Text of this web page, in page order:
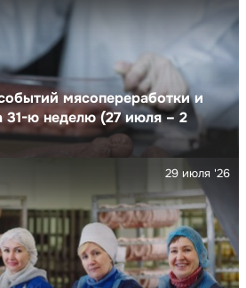
мясопереработки и
31-ю неделю (27 июля – 2
29 июля '26